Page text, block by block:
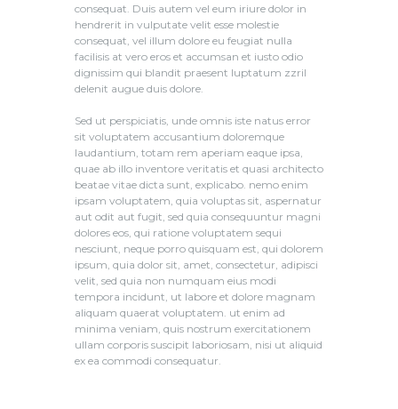
consequat. Duis autem vel eum iriure dolor in
hendrerit in vulputate velit esse molestie
consequat, vel illum dolore eu feugiat nulla
facilisis at vero eros et accumsan et iusto odio
dignissim qui blandit praesent luptatum zzril
delenit augue duis dolore.
Sed ut perspiciatis, unde omnis iste natus error
sit voluptatem accusantium doloremque
laudantium, totam rem aperiam eaque ipsa,
quae ab illo inventore veritatis et quasi architecto
beatae vitae dicta sunt, explicabo. nemo enim
ipsam voluptatem, quia voluptas sit, aspernatur
aut odit aut fugit, sed quia consequuntur magni
dolores eos, qui ratione voluptatem sequi
nesciunt, neque porro quisquam est, qui dolorem
ipsum, quia dolor sit, amet, consectetur, adipisci
velit, sed quia non numquam eius modi
tempora incidunt, ut labore et dolore magnam
aliquam quaerat voluptatem. ut enim ad
minima veniam, quis nostrum exercitationem
ullam corporis suscipit laboriosam, nisi ut aliquid
ex ea commodi consequatur.